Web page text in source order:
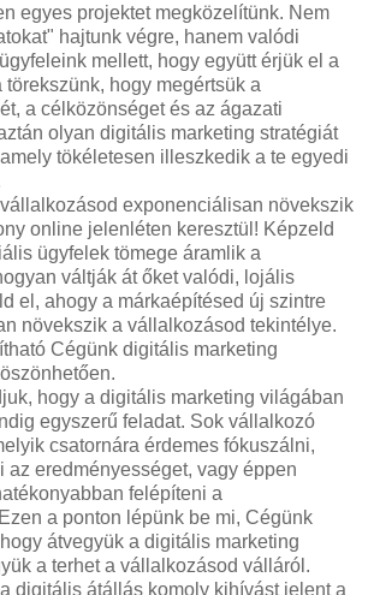
egyes projektet megközelítünk. Nem
hajtunk végre, hanem valódi
mellett, hogy együtt érjük el a
törekszünk, hogy megértsük a
a célközönséget és az ágazati
olyan digitális marketing stratégiát
tökéletesen illeszkedik a te egyedi
exponenciálisan növekszik
online jelenléten keresztül! Képzeld
ügyfelek tömege áramlik a
váltják át őket valódi, lojális
el, ahogy a márkaépítésed új szintre
növekszik a vállalkozásod tekintélye.
Cégünk digitális marketing
hogy a digitális marketing világában
egyszerű feladat. Sok vállalkozó
csatornára érdemes fókuszálni,
az eredményességet, vagy éppen
felépíteni a
a ponton lépünk be mi, Cégünk
átvegyük a digitális marketing
a terhet a vállalkozásod válláról.
digitális átállás komoly kihívást jelent a